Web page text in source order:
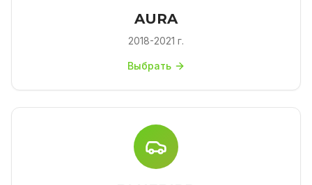
AURA
2018-2021 г.
Выбрать